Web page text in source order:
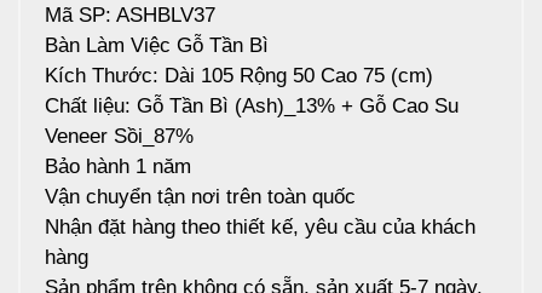
Mã SP: ASHBLV37
Bàn Làm Việc Gỗ Tần Bì
Kích Thước: Dài 105 Rộng 50 Cao 75 (cm)
Chất liệu: Gỗ Tần Bì (Ash)_13% + Gỗ Cao Su
Veneer Sồi_87%
Bảo hành 1 năm
Vận chuyển tận nơi trên toàn quốc
Nhận đặt hàng theo thiết kế, yêu cầu của khách
hàng
Sản phẩm trên không có sẵn, sản xuất 5-7 ngày.